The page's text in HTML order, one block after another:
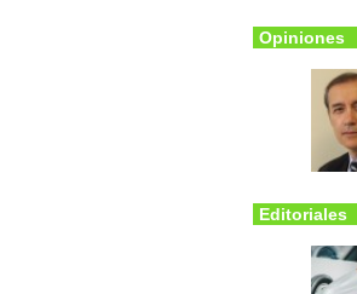
Opiniones
Editoriales